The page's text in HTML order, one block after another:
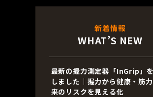
新着情報
WHAT’S NEW
最新の握力測定器「InGrip」
しました｜握力から健康・筋
来のリスクを見える化